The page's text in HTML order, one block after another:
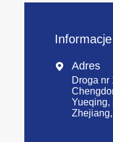
 Adres
Droga nr
Yueqing,